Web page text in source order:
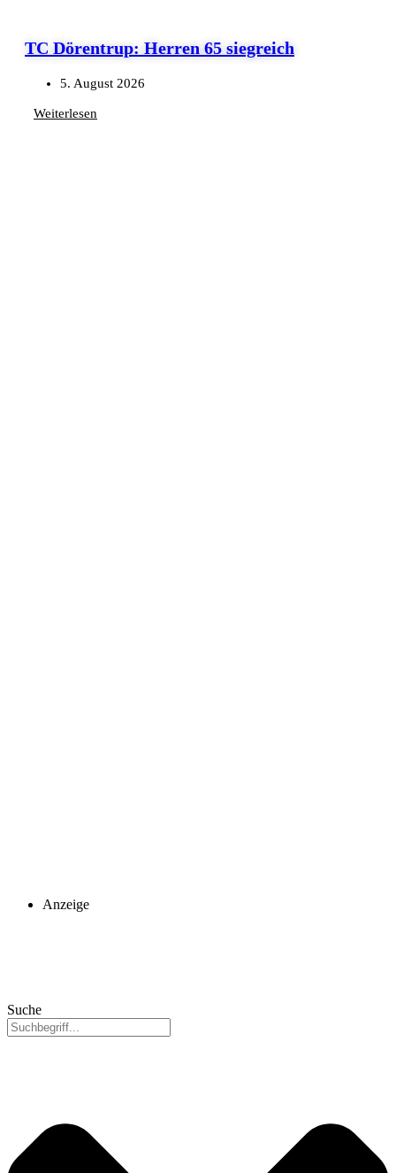
TC Dörentrup: Herren 65 siegreich
5. August 2026
Weiterlesen
Anzeige
Suche